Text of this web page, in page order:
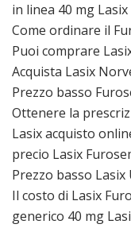
in linea 40 mg Lasix
Come ordinare il
Puoi comprare
Acquista Lasix
Prezzo basso
Ottenere la
Lasix acquisto
precio Lasix
Prezzo basso Lasix
Il costo di Lasix
generico 40 mg